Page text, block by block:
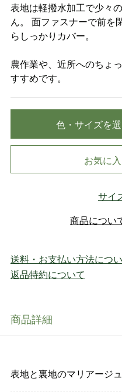
表地は軽撥水加工で少々
ん。 面ファスナーで前を
らしっかりカバー。
農作業や、近所へのちょ
すすめです。
色・サイズを
お気に
サイ
商品につい
送料・お支払い方法につ
返品特約について
商品詳細
表地と裏地のマリアージュ